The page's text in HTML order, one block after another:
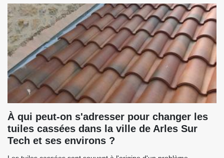
À qui peut-on s'adresser pour changer les
tuiles cassées dans la ville de Arles Sur
Tech et ses environs ?